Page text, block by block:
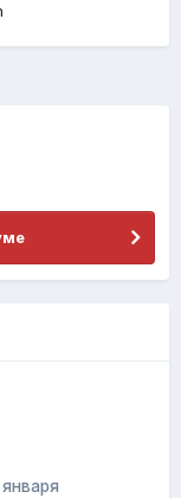
января